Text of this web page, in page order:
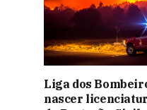
Liga dos
nascer